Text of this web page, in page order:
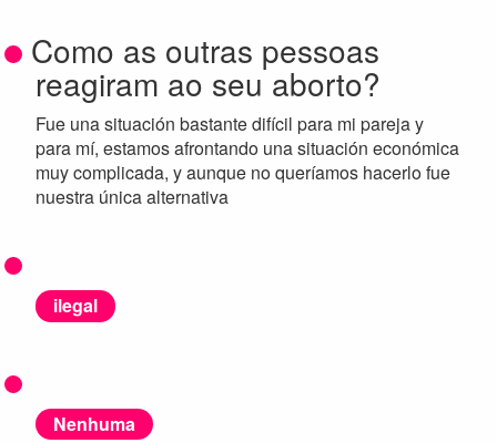
Como as outras pessoas
reagiram ao seu aborto?
Fue una situación bastante difícil para mi pareja y
para mí, estamos afrontando una situación económica
muy complicada, y aunque no queríamos hacerlo fue
nuestra única alternativa
ilegal
Nenhuma